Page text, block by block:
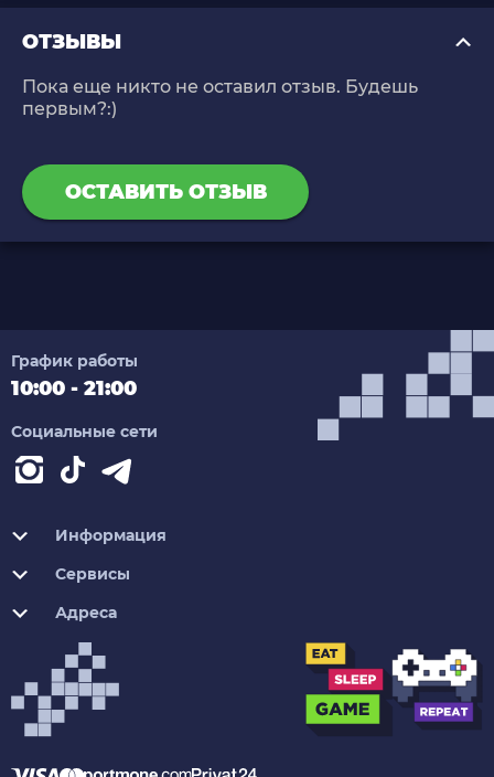
ОТЗЫВЫ
Пока еще никто не оставил отзыв. Будешь
первым?:)
ОСТАВИТЬ ОТЗЫВ
График работы
10:00 - 21:00
Социальные сети
Информация
Сервисы
Адреса